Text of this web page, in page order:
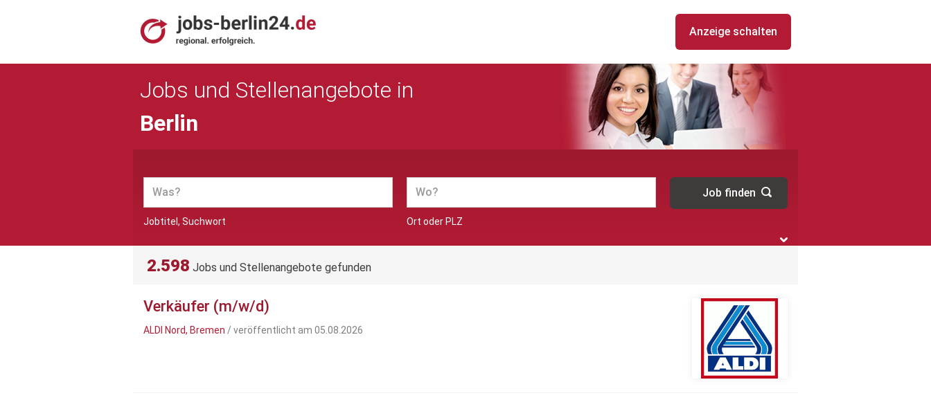
Anzeige schalten
Jobs und Stellenangebote in
Berlin
Jobtitel, Suchwort Ort oder PLZ
2.598 Jobs und Stellenangebote gefunden
Verkäufer (m/w/d)
ALDI Nord, Bremen / veröffentlicht am 05.08.2026